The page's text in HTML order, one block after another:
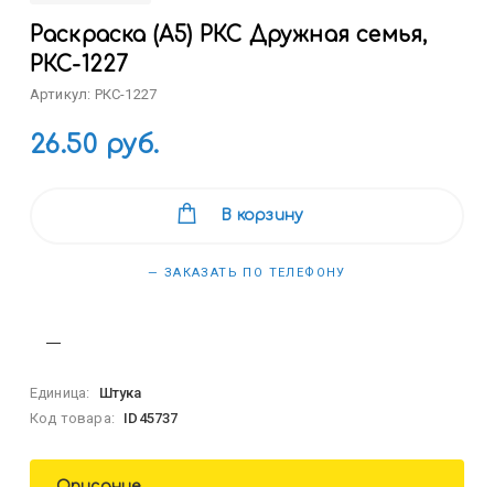
Раскраска (А5) РКС Дружная семья,
РКС-1227
Артикул: РКС-1227
26.50 руб.
В корзину
— ЗАКАЗАТЬ ПО ТЕЛЕФОНУ
Единица:
Штука
Код товара:
ID45737